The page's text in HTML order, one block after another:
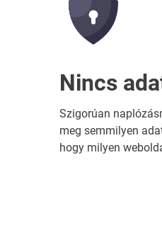
Nincs
Szigorúan
meg semmilyen
hogy milyen